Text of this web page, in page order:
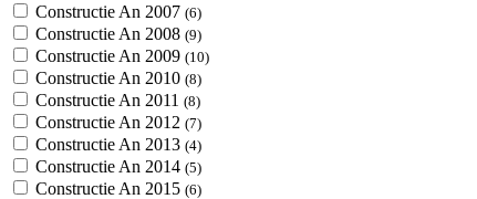
Constructie An 2007 (6)
Constructie An 2008 (9)
Constructie An 2009 (10)
Constructie An 2010 (8)
Constructie An 2011 (8)
Constructie An 2012 (7)
Constructie An 2013 (4)
Constructie An 2014 (5)
Constructie An 2015 (6)